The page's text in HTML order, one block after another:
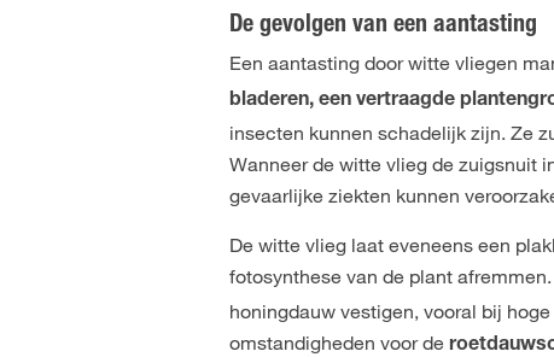
De gevolgen van een aantasting
Een aantasting door witte vliegen
bladeren, een vertraagde
insecten kunnen schadelijk zijn. Ze
Wanneer de witte vlieg de zuigsnuit
gevaarlijke ziekten kunnen
De witte vlieg laat eveneens een
fotosynthese van de plant
honingdauw vestigen, vooral bij
omstandigheden voor de